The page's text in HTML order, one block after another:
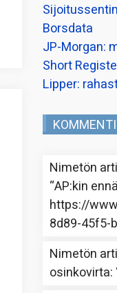
Borsdata
JP-Morgan:
Short
Lipper:
Nimetön
“AP:kin
https://
8d89-45f5-
Nimetön
osinkovirta: